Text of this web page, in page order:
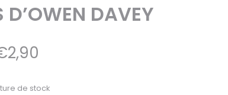
D’OWEN DAVEY
2,90
de stock